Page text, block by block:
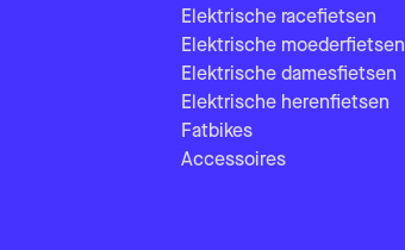
Elektrische racefietsen
Elektrische moederfietsen
Elektrische damesfietsen
Elektrische herenfietsen
Fatbikes
Accessoires